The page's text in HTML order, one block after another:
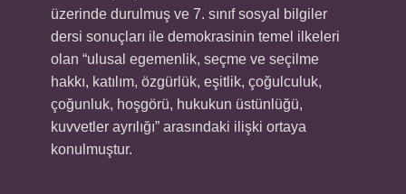
üzerinde durulmuş ve 7. sınıf sosyal bilgiler
dersi sonuçları ile demokrasinin temel ilkeleri
olan “ulusal egemenlik, seçme ve seçilme
hakkı, katılım, özgürlük, eşitlik, çoğulculuk,
çoğunluk, hoşgörü, hukukun üstünlüğü,
kuvvetler ayrılığı” arasındaki ilişki ortaya
konulmuştur.